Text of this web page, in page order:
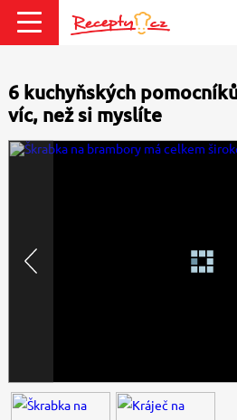
6 kuchyňských
víc, než si myslíte